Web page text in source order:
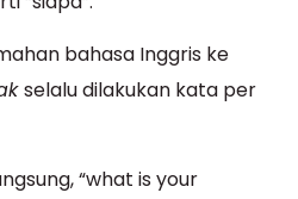
bahasa Inggris ke
selalu dilakukan kata per
“what is your